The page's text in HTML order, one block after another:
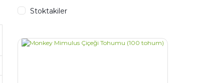
Stoktakiler